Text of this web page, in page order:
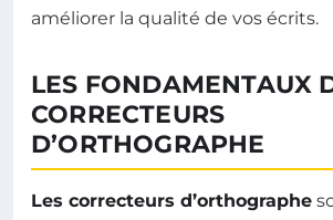
améliorer la qualité de vos écrits.
LES FONDAMENTAUX
CORRECTEURS
D’ORTHOGRAPHE
Les correcteurs d’orthographe